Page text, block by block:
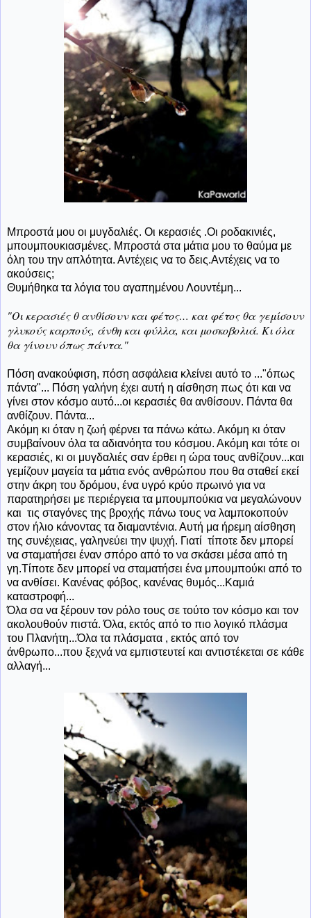
Μπροστά μου οι μυγδαλιές. Οι κερασιές .Οι ροδακινιές,
μπουμπουκιασμένες. Μπροστά στα μάτια μου το θαύμα με
όλη του την απλότητα. Αντέχεις να το δεις.Αντέχεις να το
ακούσεις;
Θυμήθηκα τα λόγια του αγαπημένου Λουντέμη...
"Οι κερασιές θ ανθίσουν και φέτος… και φέτος θα γεμίσουν
γλυκούς καρπούς, άνθη και φύλλα, και μοσκοβολιά. Κι όλα
θα γίνουν όπως πάντα."
Πόση ανακούφιση, πόση ασφάλεια κλείνει αυτό το ..."όπως
πάντα"... Πόση γαλήνη έχει αυτή η αίσθηση πως ότι και να
γίνει στον κόσμο αυτό...οι κερασιές θα ανθίσουν. Πάντα θα
ανθίζουν. Πάντα...
Ακόμη κι όταν η ζωή φέρνει τα πάνω κάτω. Ακόμη κι όταν
συμβαίνουν όλα τα αδιανόητα του κόσμου. Ακόμη και τότε οι
κερασιές, κι οι μυγδαλιές σαν έρθει η ώρα τους ανθίζουν...και
γεμίζουν μαγεία τα μάτια ενός ανθρώπου που θα σταθεί εκεί
στην άκρη του δρόμου, ένα υγρό κρύο πρωινό για να
παρατηρήσει με περιέργεια τα μπουμπούκια να μεγαλώνουν
και τις σταγόνες της βροχής πάνω τους να λαμποκοπούν
στον ήλιο κάνοντας τα διαμαντένια. Αυτή μα ήρεμη αίσθηση
της συνέχειας, γαληνεύει την ψυχή. Γιατί τίποτε δεν μπορεί
να σταματήσει έναν σπόρο από το να σκάσει μέσα από τη
γη.Τίποτε δεν μπορεί να σταματήσει ένα μπουμπούκι από το
να ανθίσει. Κανένας φόβος, κανένας θυμός...Καμιά
καταστροφή...
Όλα σα να ξέρουν τον ρόλο τους σε τούτο τον κόσμο και τον
ακολουθούν πιστά. Όλα, εκτός από το πιο λογικό πλάσμα
του Πλανήτη...Όλα τα πλάσματα , εκτός από τον
άνθρωπο...που ξεχνά να εμπιστευτεί και αντιστέκεται σε κάθε
αλλαγή...